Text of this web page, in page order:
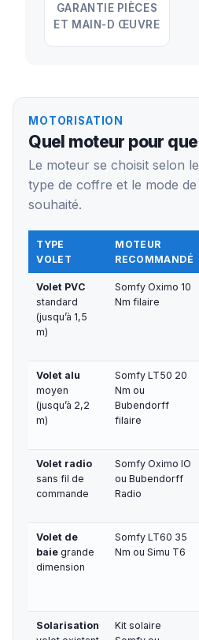
GARANTIE PIÈCES
ET MAIN-D ŒUVRE
MOTORISATION
Quel moteur pour
Le moteur se choisit selon
type de coffre et le mode
souhaité.
TYPE
VOLET
MOTEUR
RECOMMANDÉ
Volet PVC
standard
(jusqu’à 1,5
m)
Somfy Oximo 10
Nm filaire
Volet alu
moyen
(jusqu’à 2,2
m)
Somfy LT50 20
Nm ou
Bubendorff
filaire
Volet radio
sans fil de
commande
Somfy Oximo IO
ou Bubendorff
Radio
Volet de
baie grande
dimension
Somfy LT60 35
Nm ou Simu T6
Solarisation
Kit solaire